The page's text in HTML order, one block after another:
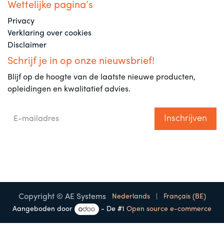
Wettelijke pagina’s
Privacy
Verklaring over cookies
Disclaimer
Schrijf je in op onze nieuwsbrief!
Blijf op de hoogte van de laatste nieuwe producten,
opleidingen en kwalitatief advies.
Inschrijven
Copyright © AE Systems Nederlands
Français (BE)
Aangeboden door
- De #1 Open source e-commerce